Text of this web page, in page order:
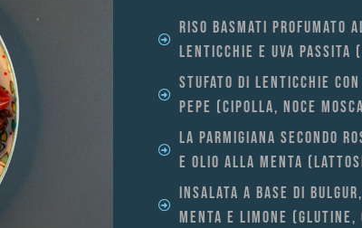
RISO BASMATI PROFUMATO
LENTICCHIE E UVA PASSITA
STUFATO DI LENTICCHIE
PEPE (CIPOLLA, NOCE
LA PARMIGIANA SECONDO
E OLIO ALLA MENTA
INSALATA A BASE DI
MENTA E LIMONE (GLUTINE,